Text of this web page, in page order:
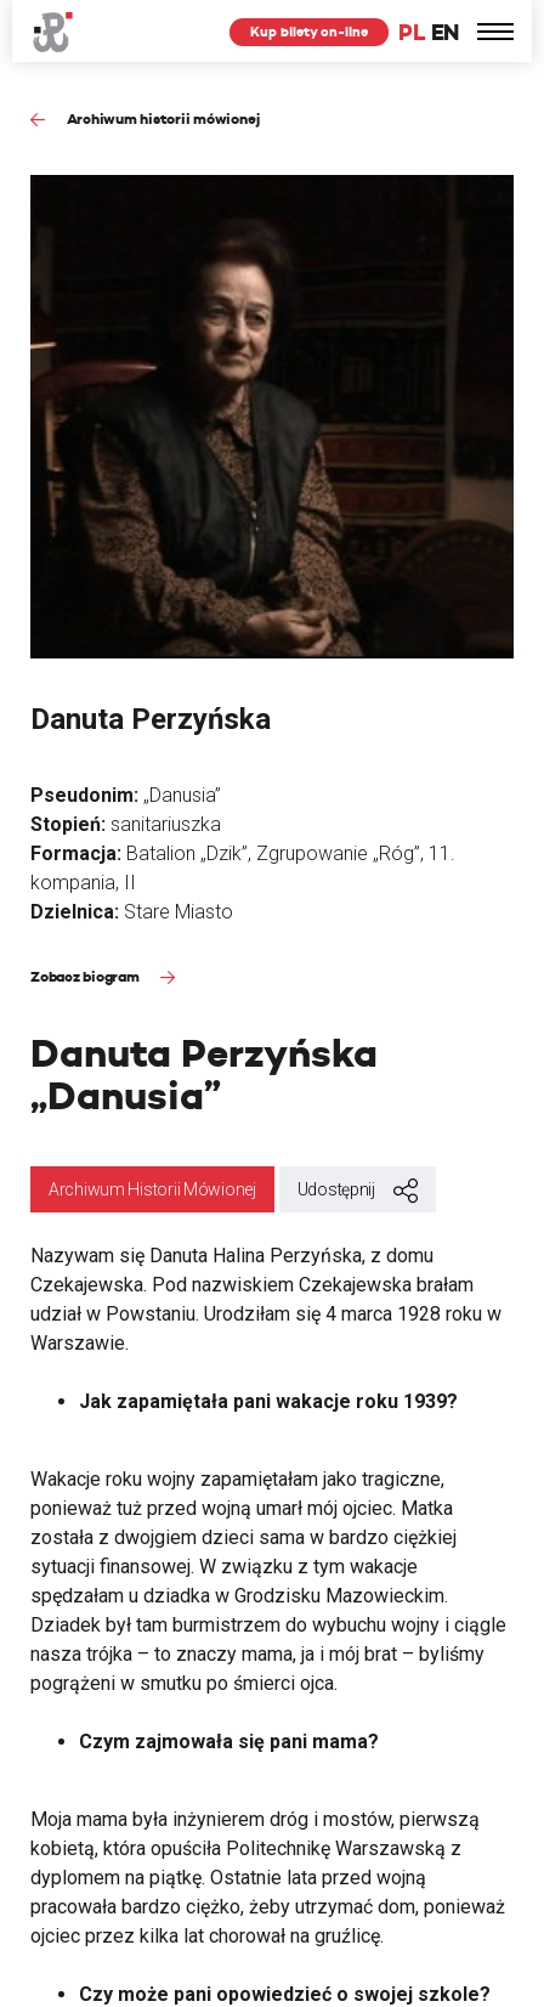
PL EN
Kup bilety on-line
Archiwum historii mówionej
Danuta Perzyńska
„Danusia”
Archiwum Historii Mówionej Udostępnij
Nazywam się Danuta Halina Perzyńska, z domu
Czekajewska. Pod nazwiskiem Czekajewska brałam
udział w Powstaniu. Urodziłam się 4 marca 1928 roku w
Warszawie.
Jak zapamiętała pani wakacje roku 1939?
Wakacje roku wojny zapamiętałam jako tragiczne,
ponieważ tuż przed wojną umarł mój ojciec. Matka
została z dwojgiem dzieci sama w bardzo ciężkiej
sytuacji finansowej. W związku z tym wakacje
spędzałam u dziadka w Grodzisku Mazowieckim.
Dziadek był tam burmistrzem do wybuchu wojny i ciągle
nasza trójka – to znaczy mama, ja i mój brat – byliśmy
pogrążeni w smutku po śmierci ojca.
Czym zajmowała się pani mama?
Moja mama była inżynierem dróg i mostów, pierwszą
kobietą, która opuściła Politechnikę Warszawską z
dyplomem na piątkę. Ostatnie lata przed wojną
pracowała bardzo ciężko, żeby utrzymać dom, ponieważ
ojciec przez kilka lat chorował na gruźlicę.
Czy może pani opowiedzieć o swojej szkole?
Danuta Perzyńska
Pseudonim: „Danusia”
Stopień: sanitariuszka
Formacja: Batalion „Dzik”, Zgrupowanie „Róg”, 11.
kompania, II
Dzielnica: Stare Miasto
Zobacz biogram